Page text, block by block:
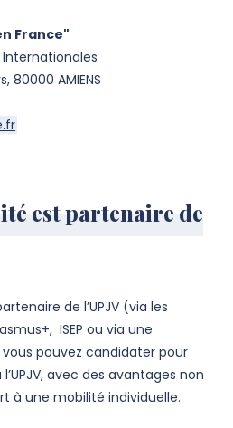
France"
80000 AMIENS
est partenaire de
de l’UPJV (via les
ISEP ou via une
pouvez candidater pour
avec des avantages non
à une mobilité individuelle.